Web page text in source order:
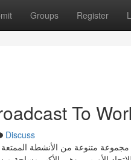
Groups Register
To
Discuss
متنوعة من الأنشطة